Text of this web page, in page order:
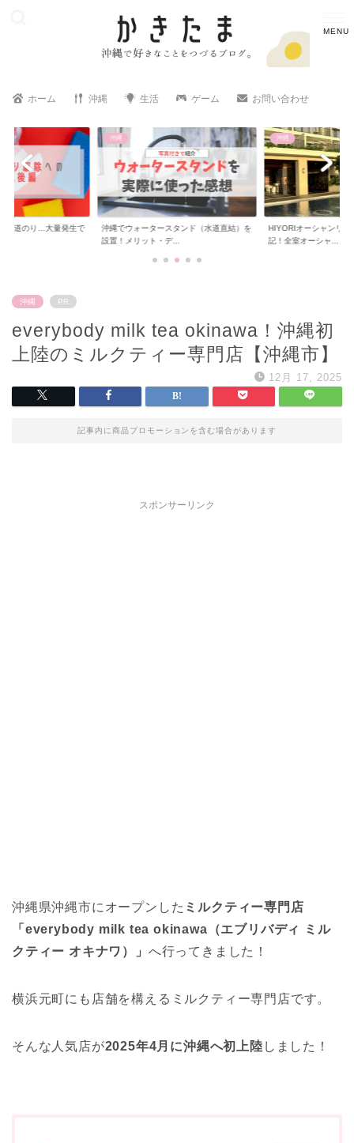
ホーム 沖縄 生活 ゲーム お問い合わせ
の道のり…大量発生で
沖縄
沖縄でウォータースタンド（水道直結）を
設置！メリット・デ...
沖縄
HIYORIオーシャンリゾ
記！全室オーシャ...
沖縄 PR
everybody milk tea okinawa！沖縄初
上陸のミルクティー専門店【沖縄市】
12月 17, 2025
記事内に商品プロモーションを含む場合があります
スポンサーリンク
沖縄県沖縄市にオープンした ミルクティー専門店
「everybody milk tea okinawa（エブリバディ ミル
クティー オキナワ）」 へ行ってきました！
横浜元町にも店舗を構えるミルクティー専門店です。
そんな人気店が2025年4月に沖縄へ初上陸 しました！